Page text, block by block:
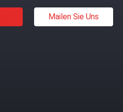
Mailen Sie Uns